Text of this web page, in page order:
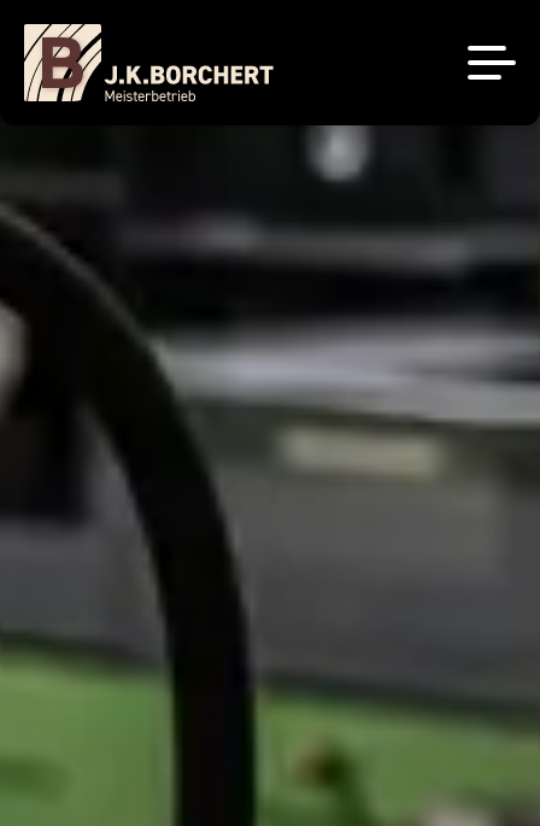
Küchenstudio
Unsere Projekte
Brigitte Küchen
Sachsenküchen
Tischlerei
Sale
Kontakt
Jobs